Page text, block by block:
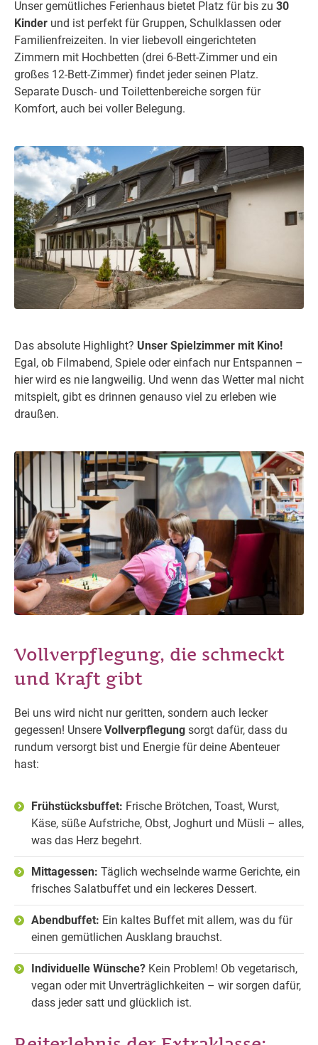
Unser gemütliches Ferienhaus bietet Platz für bis zu 30
Kinder und ist perfekt für Gruppen, Schulklassen oder
Familienfreizeiten. In vier liebevoll eingerichteten
Zimmern mit Hochbetten (drei 6-Bett-Zimmer und ein
großes 12-Bett-Zimmer) findet jeder seinen Platz.
Separate Dusch- und Toilettenbereiche sorgen für
Komfort, auch bei voller Belegung.
Das absolute Highlight? Unser Spielzimmer mit Kino!
Egal, ob Filmabend, Spiele oder einfach nur Entspannen –
hier wird es nie langweilig. Und wenn das Wetter mal nicht
mitspielt, gibt es drinnen genauso viel zu erleben wie
draußen.
Vollverpflegung, die schmeckt
und Kraft gibt
Bei uns wird nicht nur geritten, sondern auch lecker
gegessen! Unsere Vollverpflegung sorgt dafür, dass du
rundum versorgt bist und Energie für deine Abenteuer
hast:
Frühstücksbuffet: Frische Brötchen, Toast, Wurst,
Käse, süße Aufstriche, Obst, Joghurt und Müsli – alles,
was das Herz begehrt.
Mittagessen: Täglich wechselnde warme Gerichte, ein
frisches Salatbuffet und ein leckeres Dessert.
Abendbuffet: Ein kaltes Buffet mit allem, was du für
einen gemütlichen Ausklang brauchst.
Individuelle Wünsche? Kein Problem! Ob vegetarisch,
vegan oder mit Unverträglichkeiten – wir sorgen dafür,
dass jeder satt und glücklich ist.